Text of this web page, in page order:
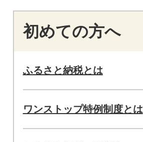
初めての方へ
ふるさと納税とは
ワンストップ特例制度とは